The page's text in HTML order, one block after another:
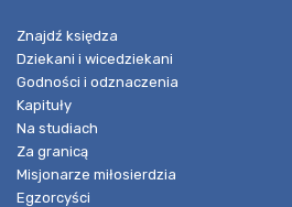
Znajdź księdza
Dziekani i wicedziekani
Godności i odznaczenia
Kapituły
Na studiach
Za granicą
Misjonarze miłosierdzia
Egzorcyści